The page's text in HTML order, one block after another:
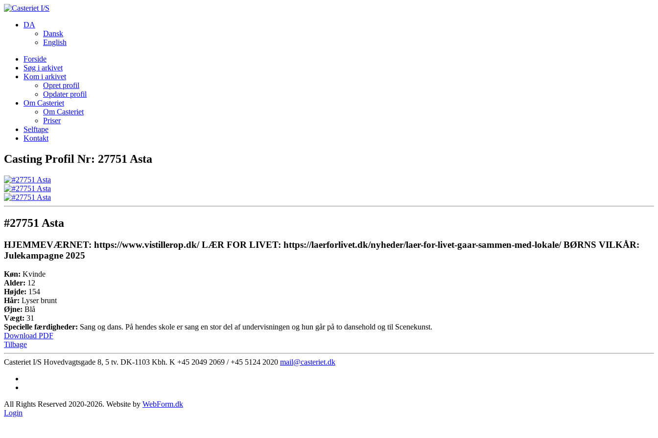
DA
Dansk
English
Forside
Søg i arkivet
Kom i arkivet
Opret profil
Opdater profil
Om Casteriet
Om Casteriet
Priser
Selftape
Kontakt
Casting Profil Nr: 27751 Asta
#27751 Asta
HJEMMEVÆRNET: https://www.vistillerop.dk/ LÆR FOR LIVET: https://laerforlivet.dk/nyheder/laer-for-livet-gaar-sammen-med-lokale/ BØRNS VILKÅR:
Julekampagne 2025
Køn: Kvinde
Alder: 12
Højde: 154
Hår: Lyser brunt
Øjne: Blå
Vægt: 31
Specielle færdigheder: Sang og dans. På hendes skole er sang en stor del af undervisningen og hun går på to dansehold og til Scenekunst.
Download PDF
Tilbage
Casteriet I/S Hovedvagtsgade 8, 5 tv. DK-1103 Kbh. K +45 2049 2069 / +45 5124 2020 mail@casteriet.dk
All Rights Reserved 2020-2026. Website by WebForm.dk
Login